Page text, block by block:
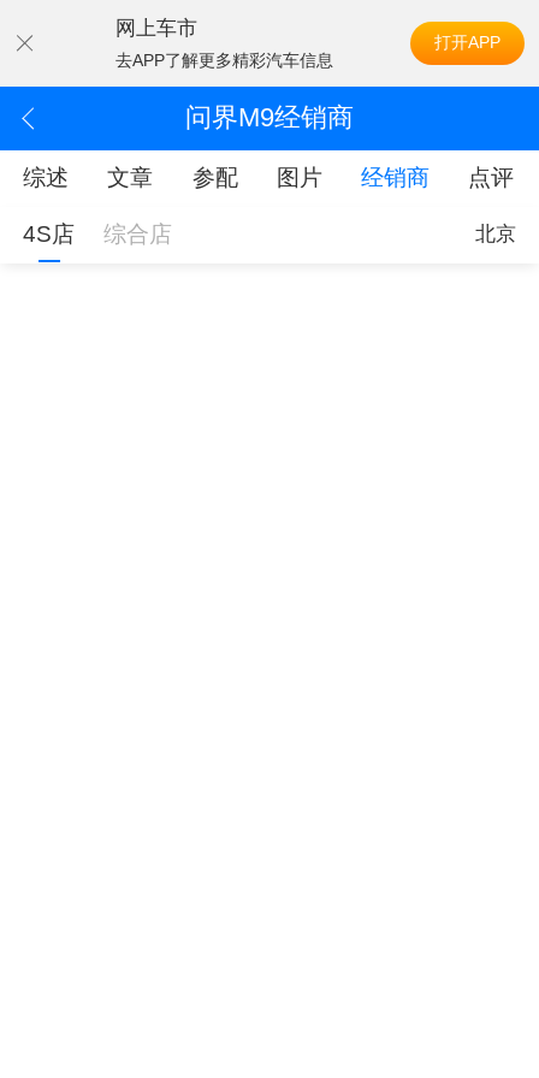
网上车市
去APP了解更多精彩汽车信息
打开APP
问界M9经销商
综述 文章 参配 图片 经销商 点评
4S店 综合店 北京